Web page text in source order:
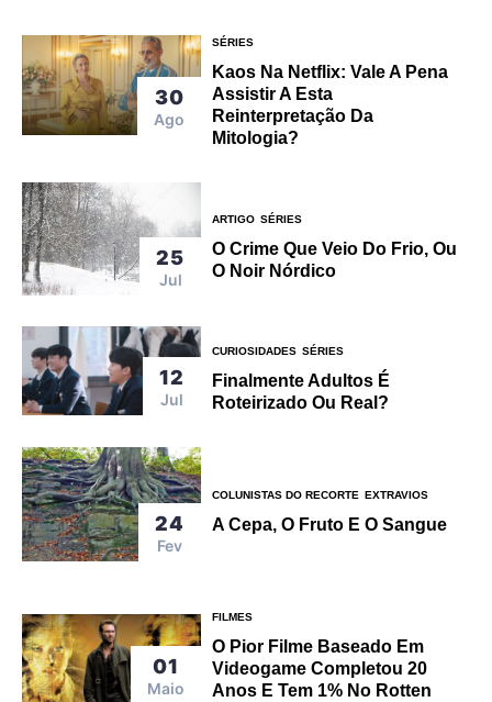
30
Ago
SÉRIES
Kaos Na Netflix: Vale A Pena
Assistir A Esta
Reinterpretação Da
Mitologia?
25
Jul
ARTIGO SÉRIES
O Crime Que Veio Do Frio, Ou
O Noir Nórdico
12
Jul
CURIOSIDADES SÉRIES
Finalmente Adultos É
Roteirizado Ou Real?
24
Fev
COLUNISTAS DO RECORTE EXTRAVIOS
A Cepa, O Fruto E O Sangue
01
Maio
FILMES
O Pior Filme Baseado Em
Videogame Completou 20
Anos E Tem 1% No Rotten